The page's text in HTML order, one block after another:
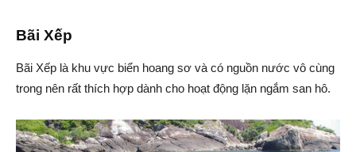
Bãi Xếp
Bãi Xếp là khu vực biển hoang sơ và có nguồn nước vô cùng
trong nên rất thích hợp dành cho hoạt động lặn ngắm san hô.